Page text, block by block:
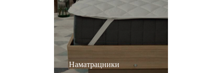
Наматрацники